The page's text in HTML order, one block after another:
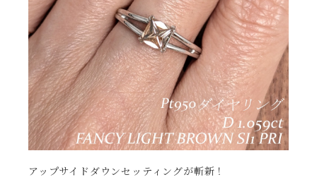
アップサイドダウンセッティングが斬新！